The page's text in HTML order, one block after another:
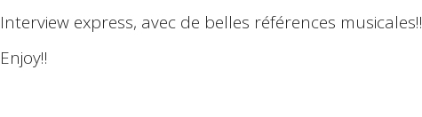
Interview express, avec de belles références musicales!!
Enjoy!!